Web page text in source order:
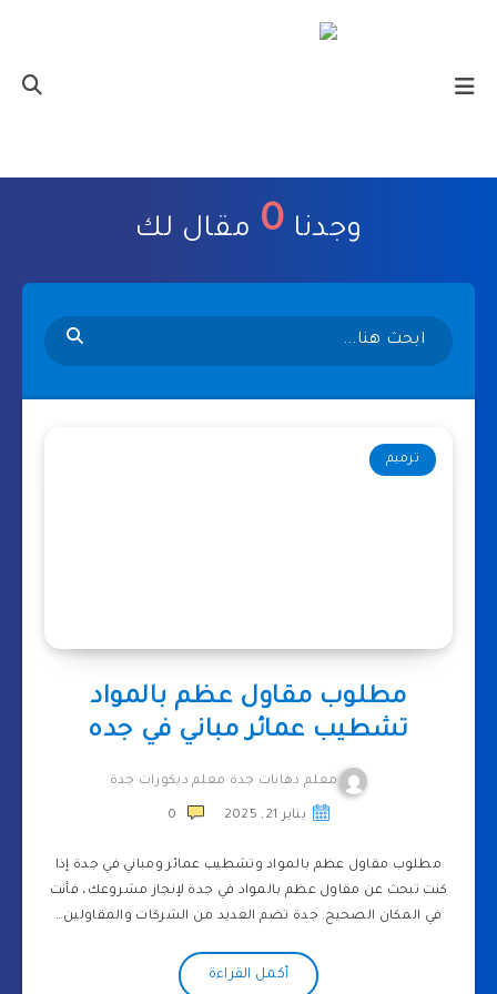
وجدنا 0 مقال لك
ترميم
مطلوب مقاول عظم بالمواد
تشطيب عمائر مباني في جده
معلم دهانات جدة معلم ديكورات جدة
يناير 21, 2025 0
مطلوب مقاول عظم بالمواد وتشطيب عمائر ومباني في جدة إذا
كنت تبحث عن مقاول عظم بالمواد في جدة لإنجاز مشروعك، فأنت
في المكان الصحيح. جدة تضم العديد من الشركات والمقاولين…
أكمل القراءة